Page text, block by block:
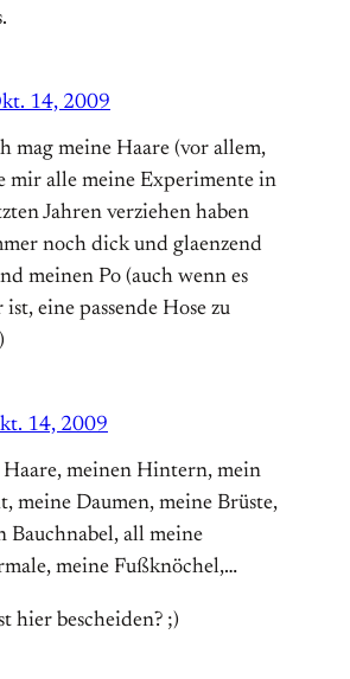
14, 2009
mag meine Haare (vor allem,
mir alle meine Experimente in
Jahren verziehen haben
noch dick und glaenzend
meinen Po (auch wenn es
ist, eine passende Hose zu
14, 2009
meinen Hintern, mein
meine Daumen, meine Brüste,
Bauchnabel, all meine
meine Fußknöchel,…
hier bescheiden? ;)